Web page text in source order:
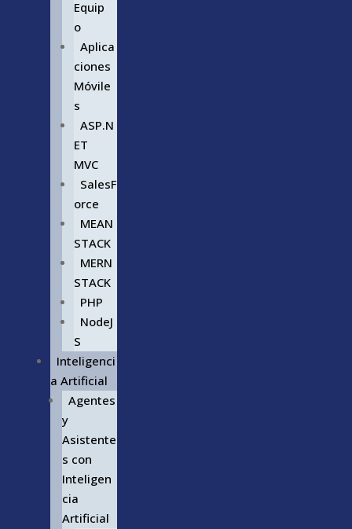
Equip
o
Aplica
ciones
Móvile
s
ASP.N
ET
MVC
SalesF
orce
MEAN
STACK
MERN
STACK
PHP
NodeJ
S
Inteligenci
a Artificial
Agentes
y
Asistente
s con
Inteligen
cia
Artificial